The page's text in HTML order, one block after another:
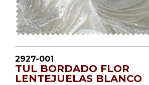
2927-001
TUL BORDADO FLOR
LENTEJUELAS BLANCO